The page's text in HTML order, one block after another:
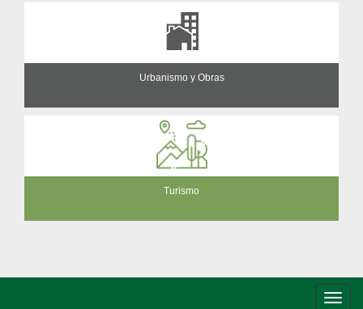
Urbanismo y Obras
Turismo